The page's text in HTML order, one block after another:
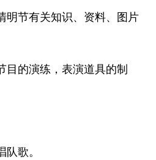
明节有关知识、资料、图片
目的演练，表演道具的制
歌。